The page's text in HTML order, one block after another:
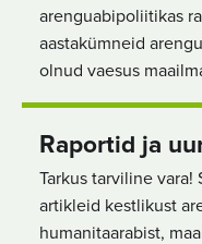
arenguabipoliitikas
aastakümneid
olnud vaesus
Raportid ja
Tarkus tarviline
artikleid kestlikust
humanitaarabist,